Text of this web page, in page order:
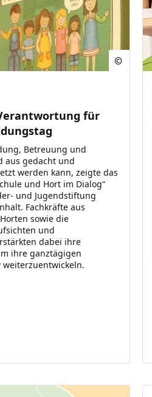
für
Betreuung und
aus gedacht und
werden kann, zeigte das
und Hort im Dialog“
und Jugendstiftung
Fachkräfte aus
sowie die
und
dabei ihre
ihre ganztägigen